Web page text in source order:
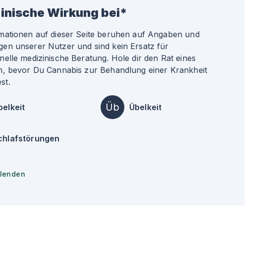
Wirkung bei*
auf dieser Seite beruhen auf Angaben und
unserer Nutzer und sind kein Ersatz für
medizinische Beratung. Hole dir den Rat eines
bevor Du Cannabis zur Behandlung einer Krankheit
Üb Übelkeit